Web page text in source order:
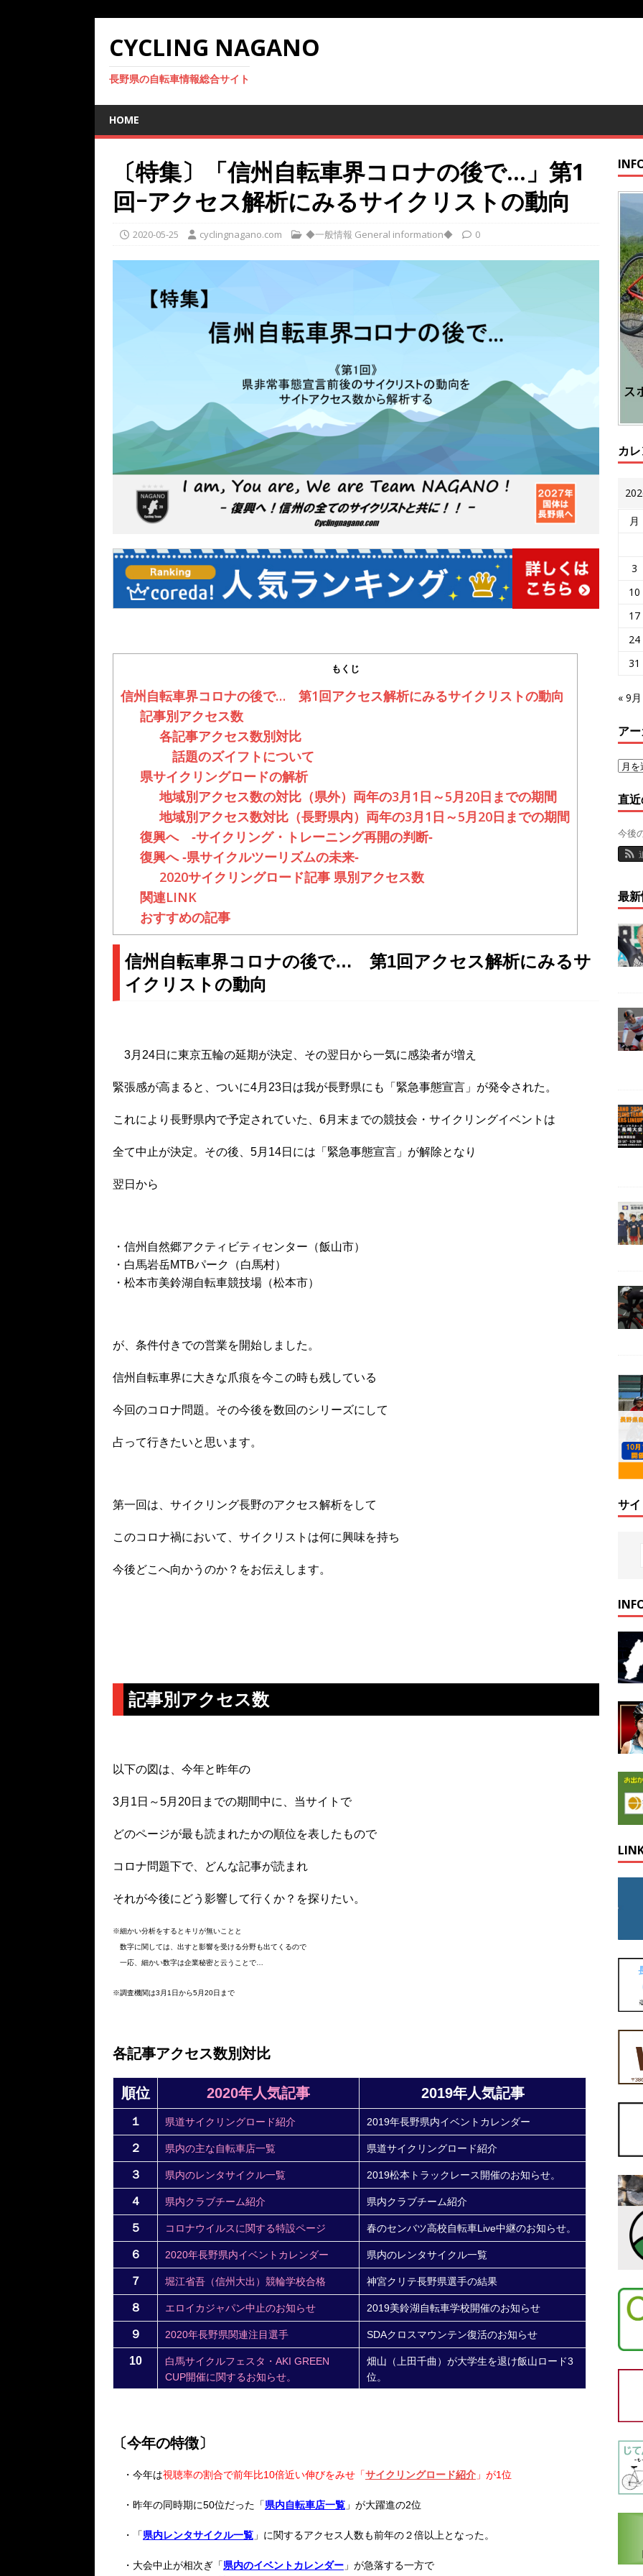
CYCLING NAGANO
長野県の自転車情報総合サイト
HOME
〔特集〕「信州自転車界コロナの後で…」第1
回ｰアクセス解析にみるサイクリストの動向
2020-05-25 cyclingnagano.com ◆一般情報 General information◆ 0
もくじ
信州自転車界コロナの後で… 第1回アクセス解析にみるサイクリストの動向
記事別アクセス数
各記事アクセス数別対比
話題のズイフトについて
県サイクリングロードの解析
地域別アクセス数の対比（県外）両年の3月1日～5月20日までの期間
地域別アクセス数対比（長野県内）両年の3月1日～5月20日までの期間
復興へ ‐サイクリング・トレーニング再開の判断‐
復興へ ‐県サイクルツーリズムの未来‐
2020サイクリングロード記事 県別アクセス数
関連LINK
おすすめの記事
信州自転車界コロナの後で… 第1回アクセス解析にみるサ
イクリストの動向
3月24日に東京五輪の延期が決定、その翌日から一気に感染者が増え
緊張感が高まると、ついに4月23日は我が長野県にも「緊急事態宣言」が発令された。
これにより長野県内で予定されていた、6月末までの競技会・サイクリングイベントは
全て中止が決定。その後、5月14日には「緊急事態宣言」が解除となり
翌日から
・信州自然郷アクティビティセンター（飯山市）
・白馬岩岳MTBパーク（白馬村）
・松本市美鈴湖自転車競技場（松本市）
が、条件付きでの営業を開始しました。
信州自転車界に大きな爪痕を今この時も残している
今回のコロナ問題。その今後を数回のシリーズにして
占って行きたいと思います。
第一回は、サイクリング長野のアクセス解析をして
このコロナ禍において、サイクリストは何に興味を持ち
今後どこへ向かうのか？をお伝えします。
記事別アクセス数
以下の図は、今年と昨年の
3月1日～5月20日までの期間中に、当サイトで
どのページが最も読まれたかの順位を表したもので
コロナ問題下で、どんな記事が読まれ
それが今後にどう影響して行くか？を探りたい。
※細かい分析をするとキリが無いことと
数字に関しては、出すと影響を受ける分野も出てくるので
一応、細かい数字は企業秘密と云うことで…
※調査機関は3月1日から5月20日まで
各記事アクセス数別対比
順位 2020年人気記事 2019年人気記事
１ 県道サイクリングロード紹介 2019年長野県内イベントカレンダー
２ 県内の主な自転車店一覧 県道サイクリングロード紹介
３ 県内のレンタサイクル一覧 2019松本トラックレース開催のお知らせ。
４ 県内クラブチーム紹介 県内クラブチーム紹介
５ コロナウイルスに関する特設ページ 春のセンバツ高校自転車Live中継のお知らせ。
６ 2020年長野県内イベントカレンダー 県内のレンタサイクル一覧
７ 堀江省吾（信州大出）競輪学校合格 神宮クリテ長野県選手の結果
８ エロイカジャパン中止のお知らせ 2019美鈴湖自転車学校開催のお知らせ
９ 2020年長野県関連注目選手 SDAクロスマウンテン復活のお知らせ
10
白馬サイクルフェスタ・AKI GREEN
CUP開催に関するお知らせ。
畑山（上田千曲）が大学生を退け飯山ロード3
位。
〔今年の特徴〕
・今年は視聴率の割合で前年比10倍近い伸びをみせ「サイクリングロード紹介 」が1位
・昨年の同時期に50位だった「県内自転車店一覧 」が大躍進の2位
・「県内レンタサイクル一覧 」に関するアクセス人数も前年の２倍以上となった。
・大会中止が相次ぎ「県内のイベントカレンダー 」が急落する一方で
カ
月
3
10
17
24
31
« 9月
ア
直
今後
最
サ